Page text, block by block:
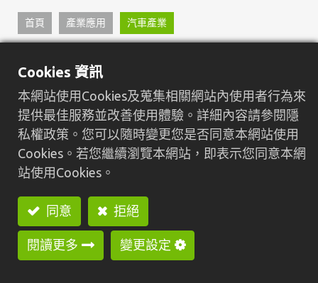
首頁 產業應用 汽車產業​
Cookies 資訊
本網站使用Cookies及蒐集相關網站內使用者行為來
提供最佳服務並改善使用體驗。詳細內容請參閱隱
私權政策。您可以隨時變更您是否同意本網站使用
Cookies。若您繼續瀏覽本網站，即表示您同意本網
站使用Cookies。
同意 拒絕
閱讀更多 變更設定